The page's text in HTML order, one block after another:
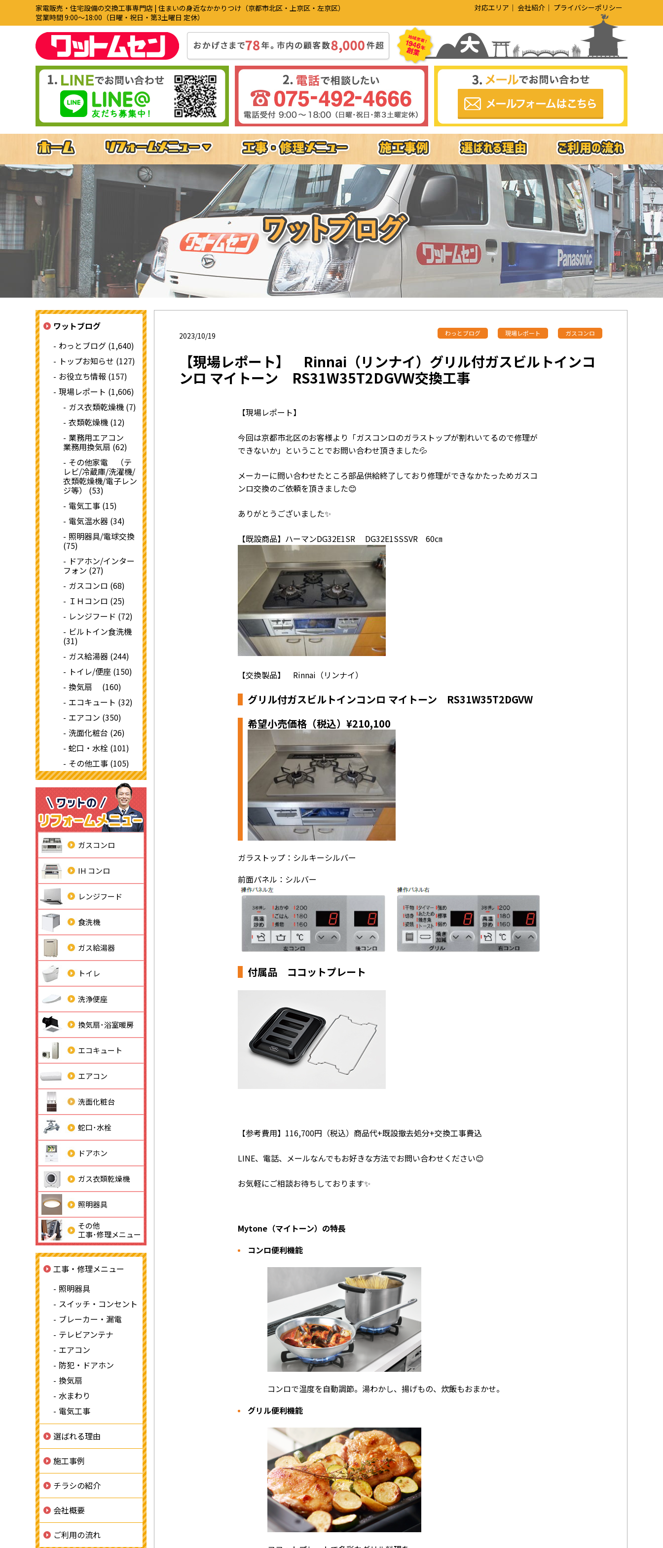
家電販売・住宅設備の交換工事専門店 | 住まいの身近なかかりつけ（京都市北区・上京区・左京区）
営業時間 9:00〜18:00（日曜・祝日・第3土曜日 定休）
対応エリア 会社紹介 プライバシーポリシー
2023/10/19 わっとブログ 現場レポート ガスコンロ
【現場レポート】 Rinnai（リンナイ）グリル付ガスビルトインコ
ンロ マイトーン RS31W35T2DGVW交換工事
【現場レポート】
今回は京都市北区のお客様より「ガスコンロのガラストップが割れいてるので修理が
できないか」ということでお問い合わせ頂きました💦
メーカーに問い合わせたところ部品供給終了しており修理ができなかたっためガスコ
ンロ交換のご依頼を頂きました😊
ありがとうございました✨
【既設商品】ハーマンDG32E1SR DG32E1SSSVR 60㎝
【交換製品】 Rinnai（リンナイ）
グリル付ガスビルトインコンロ マイトーン RS31W35T2DGVW
希望小売価格（税込） ¥210,100
ガラストップ：シルキーシルバー
前面パネル：シルバー
付属品 ココットプレート
【参考費用】116,700円（税込）商品代+既設撤去処分+交換工事費込
LINE、電話、メールなんでもお好きな方法でお問い合わせください😊
お気軽にご相談お待ちしております✨
Mytone（マイトーン）の特長
コンロ便利機能
コンロで温度を自動調節。湯わかし、揚げもの、炊飯もおまかせ。
グリル便利機能
ワットブログ
わっとブログ (1,640)
トップお知らせ (127)
お役立ち情報 (157)
現場レポート (1,606)
ガス衣類乾燥機 (7)
衣類乾燥機 (12)
業務用エアコン
業務用換気扇 (62)
その他家電 （テ
レビ/冷蔵庫/洗濯機/
衣類乾燥機/電子レン
ジ等） (53)
電気工事 (15)
電気温水器 (34)
照明器具/電球交換
(75)
ドアホン/インター
フォン (27)
ガスコンロ (68)
ＩＨコンロ (25)
レンジフード (72)
ビルトイン食洗機
(31)
ガス給湯器 (244)
トイレ/便座 (150)
換気扇 (160)
エコキュート (32)
エアコン (350)
洗面化粧台 (26)
蛇口・水栓 (101)
その他工事 (105)
ガスコンロ
IH コンロ
レンジフード
食洗機
ガス給湯器
トイレ
洗浄便座
換気扇･浴室暖房
エコキュート
エアコン
洗面化粧台
蛇口･水栓
ドアホン
ガス衣類乾燥機
照明器具
その他
工事･修理メニュー
工事・修理メニュー
照明器具
スイッチ・コンセント
ブレーカー・漏電
テレビアンテナ
エアコン
防犯・ドアホン
換気扇
水まわり
電気工事
選ばれる理由
施工事例
チラシの紹介
会社概要
ご利用の流れ